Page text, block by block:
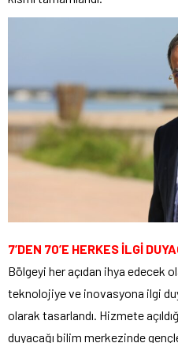
7’DEN 70’E HERKES İLGİ
Bölgeyi her açıdan ihya edecek
teknolojiye ve inovasyona ilgi
olarak tasarlandı. Hizmete
duyacağı bilim merkezinde